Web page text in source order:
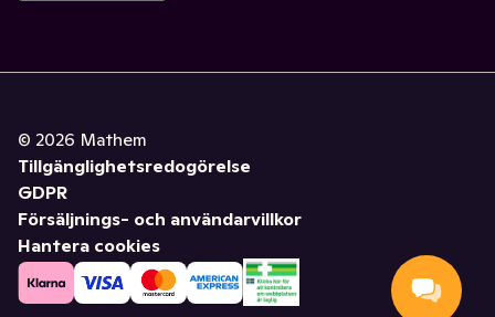
© 2026 Mathem
Tillgänglighetsredogörelse
GDPR
Försäljnings- och användarvillkor
Hantera cookies